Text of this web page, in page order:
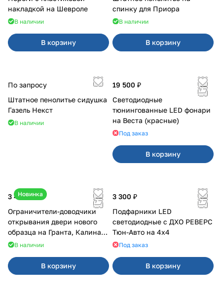
накладкой на Шевроле
В наличии
В корзину
спинку для Приора
В наличии
В корзину
По запросу
Штатное пенолитье сидушка
Газель Некст
В наличии
19 500 ₽
Светодиодные
тюнингованные LED фонари
на Веста (красные)
Под заказ
В корзину
Новинка
3 400 ₽
Ограничители-доводчики
открывания двери нового
образца на Гранта, Калина 2,
Урбан
В наличии
В корзину
3 300 ₽
Подфарники LED
светодиодные с ДХО РЕВЕРС
Тюн-Авто на 4x4
Под заказ
В корзину